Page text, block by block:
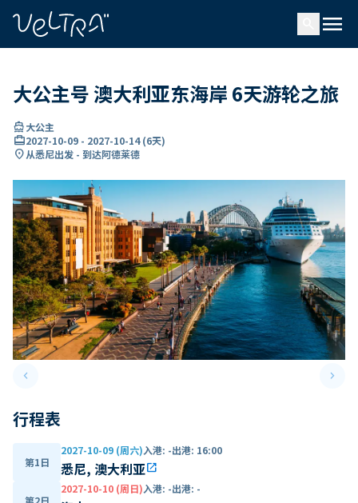
menu
大公主号 澳大利亚东海岸 6天游轮之旅
directions_boat大公主
card_travel2027-10-09 - 2027-10-14(6天)
location_on从悉尼出发 - 到达阿德莱德
keyboard_arrow_leftPrevious slide keyboard_arrow_right
行程表
第1日
2027-10-09 (周六)入港: -出港: 16:00
悉尼, 澳大利亚open_in_new
2027-10-10 (周日)入港: -出港: -